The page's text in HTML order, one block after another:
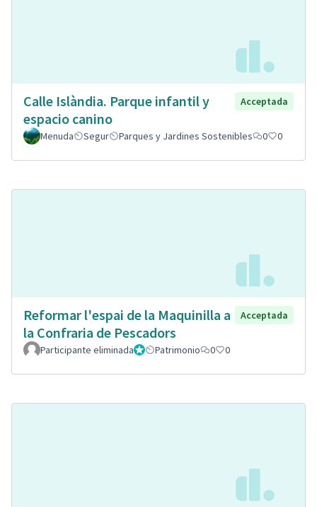
Calle Islàndia. Parque infantil y
espacio canino
Acceptada
Menuda Segur Parques y Jardines Sostenibles 0 0
Reformar l'espai de la Maquinilla a
la Confraria de Pescadors
Acceptada
Participante eliminadaAdministrador
Patrimonio 0 0